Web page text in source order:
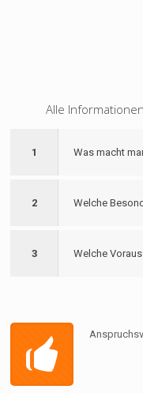
Alle
1 Was macht
2 Welche
3 Welche